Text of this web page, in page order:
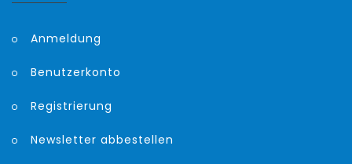
Anmeldung
Benutzerkonto
Registrierung
Newsletter abbestellen